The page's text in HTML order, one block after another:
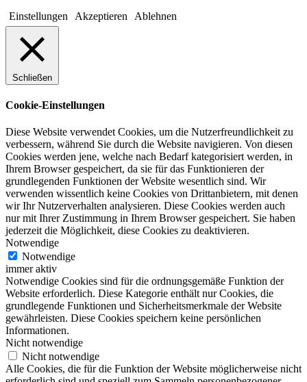
Einstellungen Akzeptieren Ablehnen
Schließen
Cookie-Einstellungen
Diese Website verwendet Cookies, um die Nutzerfreundlichkeit zu
verbessern, während Sie durch die Website navigieren. Von diesen
Cookies werden jene, welche nach Bedarf kategorisiert werden, in
Ihrem Browser gespeichert, da sie für das Funktionieren der
grundlegenden Funktionen der Website wesentlich sind. Wir
verwenden wissentlich keine Cookies von Drittanbietern, mit denen
wir Ihr Nutzerverhalten analysieren. Diese Cookies werden auch
nur mit Ihrer Zustimmung in Ihrem Browser gespeichert. Sie haben
jederzeit die Möglichkeit, diese Cookies zu deaktivieren.
Notwendige
Notwendige
immer aktiv
Notwendige Cookies sind für die ordnungsgemäße Funktion der
Website erforderlich. Diese Kategorie enthält nur Cookies, die
grundlegende Funktionen und Sicherheitsmerkmale der Website
gewährleisten. Diese Cookies speichern keine persönlichen
Informationen.
Nicht notwendige
Nicht notwendige
Alle Cookies, die für die Funktion der Website möglicherweise nicht